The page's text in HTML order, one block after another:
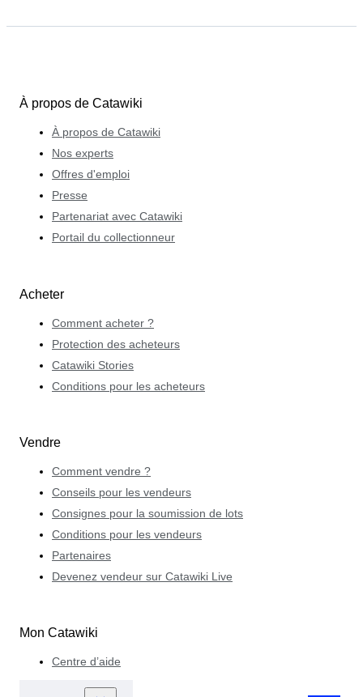
À propos de Catawiki
À propos de Catawiki
Nos experts
Offres d'emploi
Presse
Partenariat avec Catawiki
Portail du collectionneur
Acheter
Comment acheter ?
Protection des acheteurs
Catawiki Stories
Conditions pour les acheteurs
Vendre
Comment vendre ?
Conseils pour les vendeurs
Consignes pour la soumission de lots
Conditions pour les vendeurs
Partenaires
Devenez vendeur sur Catawiki Live
Mon Catawiki
Centre d’aide